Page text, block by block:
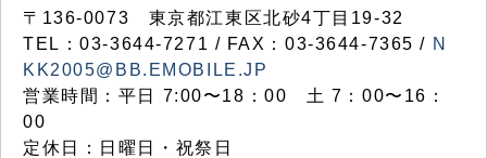
〒136-0073 東京都江東区北砂4丁目19-32
TEL：03‐3644‐7271 / FAX：03-3644-7365 / N
KK2005@BB.EMOBILE.JP
営業時間：平日 7:00〜18：00 土 7：00〜16：
00
定休日：日曜日・祝祭日